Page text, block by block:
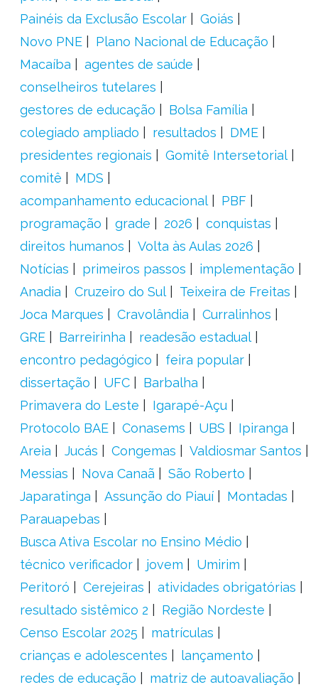
Painéis da Exclusão Escolar
Goiás
Novo PNE
Plano Nacional de Educação
Macaíba
agentes de saúde
conselheiros tutelares
gestores de educação
Bolsa Família
colegiado ampliado
resultados
DME
presidentes regionais
Gomitê Intersetorial
comitê
MDS
acompanhamento educacional
PBF
programação
grade 2026
conquistas
direitos humanos
Volta às Aulas 2026
Notícias
primeiros passos
implementação
Anadia
Cruzeiro do Sul
Teixeira de Freitas
Joca Marques
Cravolândia
Curralinhos
GRE
Barreirinha
readesão estadual
encontro pedagógico
feira popular
dissertação
UFC
Barbalha
Primavera do Leste
Igarapé-Açu
Protocolo BAE
Conasems UBS
Ipiranga
Areia
Jucás Congemas
Valdiosmar Santos
Messias
Nova Canaã
São Roberto
Japaratinga
Assunção do Piauí
Montadas
Parauapebas
Busca Ativa Escolar no Ensino Médio
técnico verificador
jovem
Umirim
Peritoró
Cerejeiras
atividades obrigatórias
resultado sistêmico 2
Região Nordeste
Censo Escolar 2025
matrículas
crianças e adolescentes
lançamento
redes de educação
matriz de autoavaliação